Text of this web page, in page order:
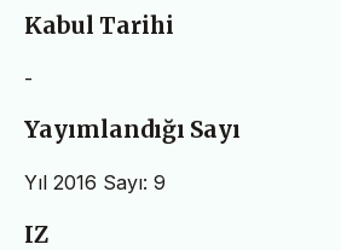
Kabul Tarihi
-
Yayımlandığı Sayı
Yıl 2016 Sayı: 9
IZ